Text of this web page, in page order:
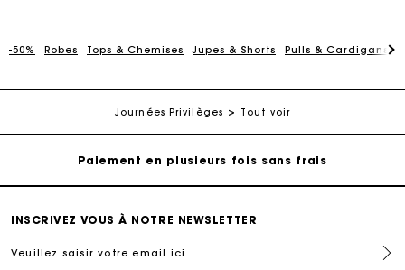
-50% Robes Tops & Chemises Jupes & Shorts Pulls & Cardigans
Journées Privilèges Tout voir
Paiement en plusieurs fois sans frais
Echanges & Retours offerts
INSCRIVEZ VOUS À NOTRE NEWSLETTER
Veuillez saisir votre email ici